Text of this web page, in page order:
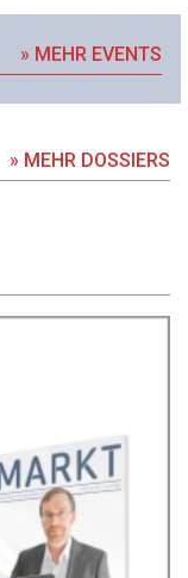
» MEHR EVENTS
» MEHR DOSSIERS